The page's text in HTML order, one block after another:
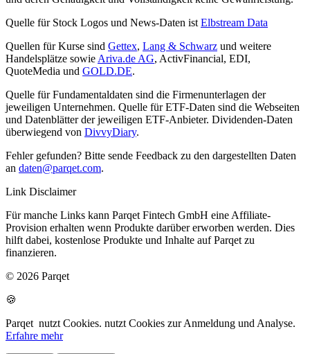
Quelle für Stock Logos und News-Daten ist Elbstream Data
Quellen für Kurse sind Gettex, Lang & Schwarz und weitere
Handelsplätze sowie Ariva.de AG, ActivFinancial, EDI,
QuoteMedia und GOLD.DE.
Quelle für Fundamentaldaten sind die Firmenunterlagen der
jeweiligen Unternehmen. Quelle für ETF-Daten sind die Webseiten
und Datenblätter der jeweiligen ETF-Anbieter. Dividenden-Daten
überwiegend von DivvyDiary.
Fehler gefunden? Bitte sende Feedback zu den dargestellten Daten
an daten@parqet.com.
Link Disclaimer
Für manche Links kann Parqet Fintech GmbH eine Affiliate-
Provision erhalten wenn Produkte darüber erworben werden. Dies
hilft dabei, kostenlose Produkte und Inhalte auf Parqet zu
finanzieren.
© 2026 Parqet
🍪
Parqet nutzt Cookies. nutzt Cookies zur Anmeldung und Analyse.
Erfahre mehr